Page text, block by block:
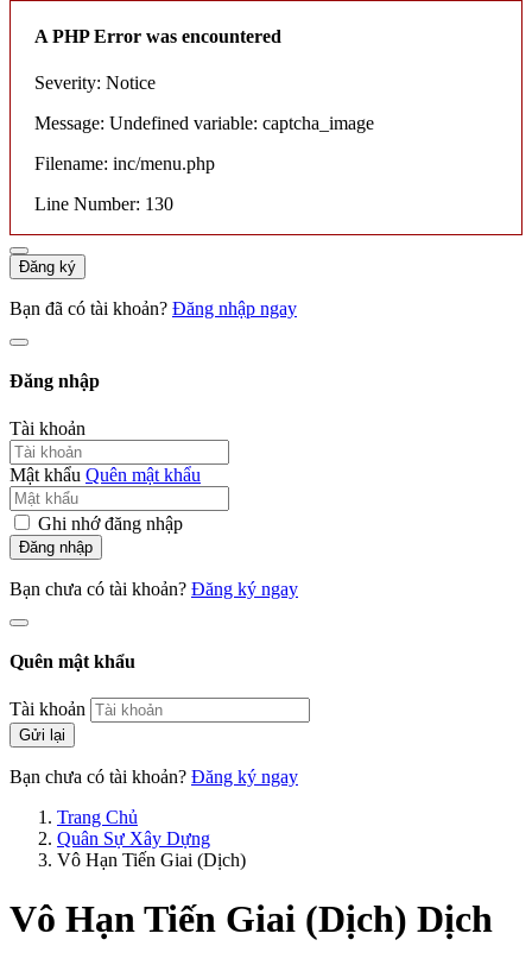
A PHP Error was encountered
Severity: Notice
Message: Undefined variable: captcha_image
Filename: inc/menu.php
Line Number: 130
Đăng ký
Bạn đã có tài khoản? Đăng nhập ngay
Đăng nhập
Tài khoản
Mật khẩu Quên mật khẩu
Ghi nhớ đăng nhập
Đăng nhập
Bạn chưa có tài khoản? Đăng ký ngay
Quên mật khẩu
Tài khoản
Gửi lại
Bạn chưa có tài khoản? Đăng ký ngay
Trang Chủ
Quân Sự Xây Dựng
Vô Hạn Tiến Giai (Dịch)
Vô Hạn Tiến Giai (Dịch) Dịch